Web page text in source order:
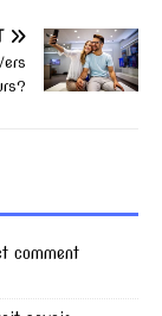
comment